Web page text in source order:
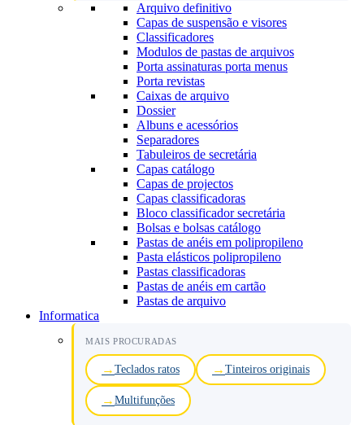
Arquivo definitivo
Capas de suspensão e visores
Classificadores
Modulos de pastas de arquivos
Porta assinaturas porta menus
Porta revistas
Caixas de arquivo
Dossier
Albuns e acessórios
Separadores
Tabuleiros de secretária
Capas catálogo
Capas de projectos
Capas classificadoras
Bloco classificador secretária
Bolsas e bolsas catálogo
Pastas de anéis em polipropileno
Pasta elásticos polipropileno
Pastas classificadoras
Pastas de anéis em cartão
Pastas de arquivo
Informatica
MAIS PROCURADAS
Teclados ratos Tinteiros originais
Multifunções